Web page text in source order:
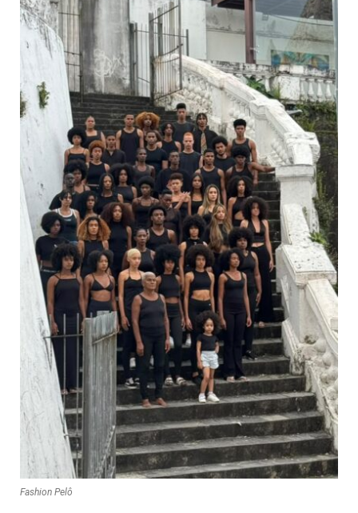
Fashion Pelô